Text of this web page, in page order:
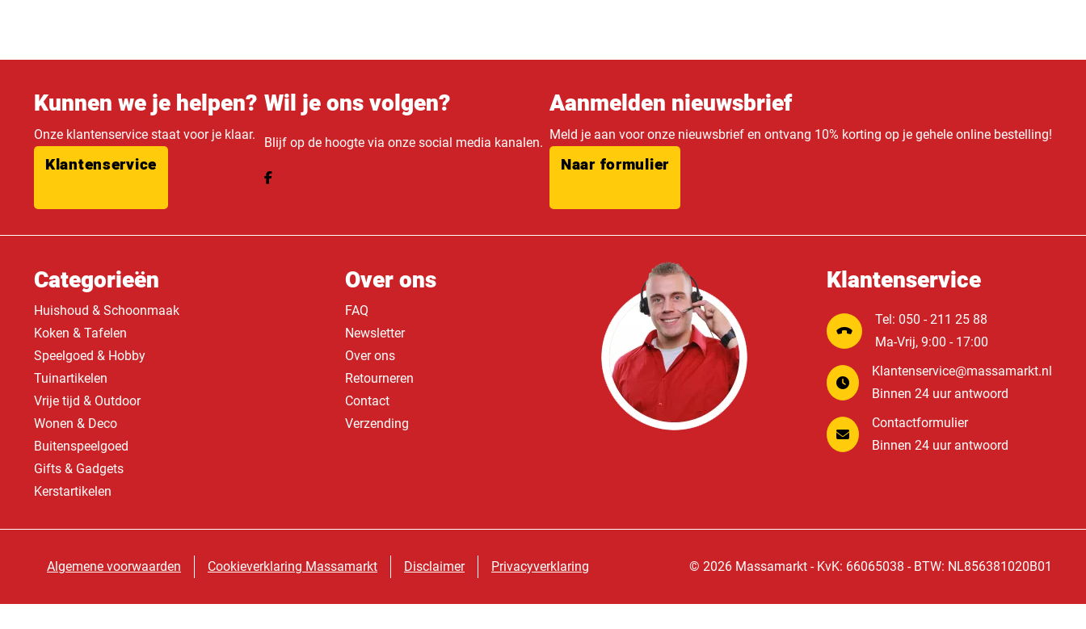
Kunnen we je helpen?
Onze klantenservice staat voor je klaar.
Klantenservice
Wil je ons volgen?
Blijf op de hoogte via onze social media kanalen.
Aanmelden nieuwsbrief
Meld je aan voor onze nieuwsbrief en ontvang 10% korting op je gehele online bestelling!
Naar formulier
Categorieën
Huishoud & Schoonmaak
Koken & Tafelen
Speelgoed & Hobby
Tuinartikelen
Vrije tijd & Outdoor
Wonen & Deco
Buitenspeelgoed
Gifts & Gadgets
Kerstartikelen
Over ons
FAQ
Newsletter
Over ons
Retourneren
Contact
Verzending
Klantenservice
Tel: 050 - 211 25 88
Ma-Vrij, 9:00 - 17:00
Klantenservice@massamarkt.nl
Binnen 24 uur antwoord
Contactformulier
Binnen 24 uur antwoord
Algemene voorwaarden Cookieverklaring Massamarkt Disclaimer Privacyverklaring © 2026 Massamarkt - KvK: 66065038 - BTW: NL856381020B01